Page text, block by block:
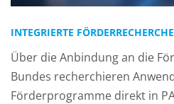
INTEGRIERTE FÖRDERRECHERCHE
Über die Anbindung an die
Bundes recherchieren
Förderprogramme direkt in